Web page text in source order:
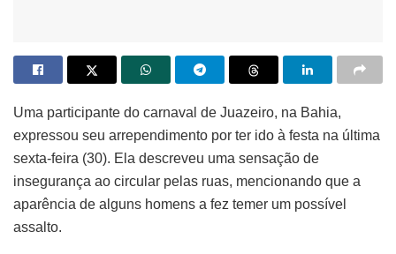
Uma participante do carnaval de Juazeiro, na Bahia,
expressou seu arrependimento por ter ido à festa na última
sexta-feira (30). Ela descreveu uma sensação de
insegurança ao circular pelas ruas, mencionando que a
aparência de alguns homens a fez temer um possível
assalto.